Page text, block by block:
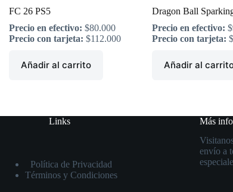
FC 26 PS5
Precio en efectivo: $80.000
Precio con tarjeta: $112.000
Añadir al carrito
Dragon Ball
Precio en efectivo: $
Precio con tarjeta: $
Añadir al
Links
Política de Privacidad
Términos y Condiciones
Más
envío a